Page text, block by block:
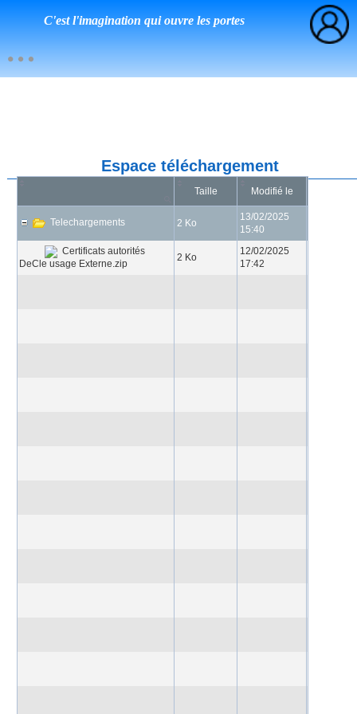
C'est l'imagination qui ouvre les portes
Espace téléchargement
Taille Modifié le
Telechargements 2 Ko
13/02/2025
15:40
Certificats autorités
DeCle usage Externe.zip
2 Ko
12/02/2025
17:42